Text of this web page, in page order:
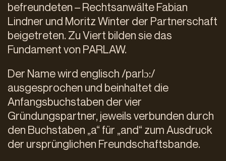
befreundeten – Rechtsanwälte Fabian
Lindner und Moritz Winter der Partnerschaft
beigetreten. Zu Viert bilden sie das
Fundament von PARLAW.
Der Name wird englisch /parlɔ:/
ausgesprochen und beinhaltet die
Anfangsbuchstaben der vier
Gründungspartner, jeweils verbunden durch
den Buchstaben „a“ für „and“ zum Ausdruck
der ursprünglichen Freundschaftsbande.